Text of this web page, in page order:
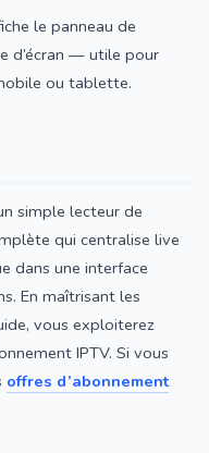
le panneau de
d’écran — utile pour
ou tablette.
simple lecteur de
qui centralise live
dans une interface
En maîtrisant les
vous exploiterez
IPTV. Si vous
offres d’abonnement